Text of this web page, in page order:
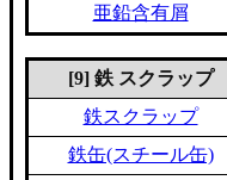
亜鉛含有屑
[9] 鉄 スクラップ
鉄スクラップ
鉄缶(スチール缶)